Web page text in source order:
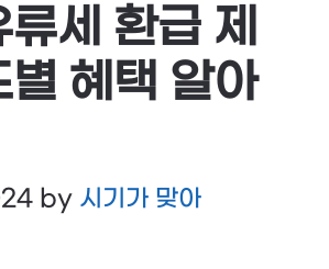
세 환급 제
별 혜택 알아
by 시기가 맞아